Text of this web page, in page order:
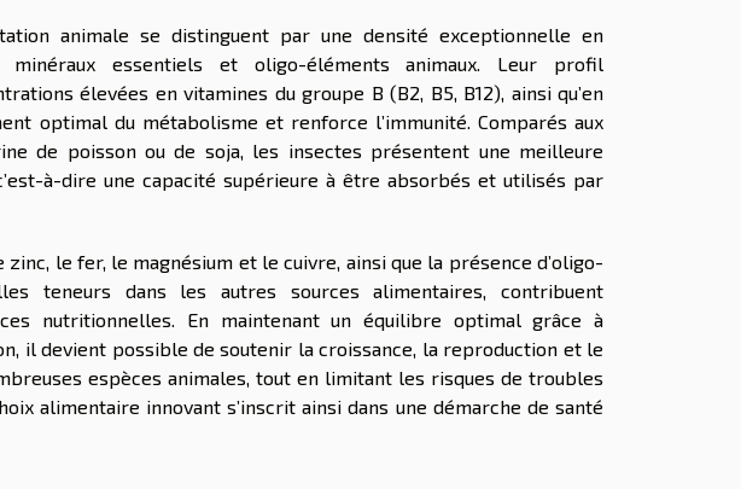
animale se distinguent par une densité exceptionnelle en
minéraux essentiels et oligo-éléments animaux. Leur profil
élevées en vitamines du groupe B (B2, B5, B12), ainsi qu’en
optimal du métabolisme et renforce l’immunité. Comparés aux
de poisson ou de soja, les insectes présentent une meilleure
à-dire une capacité supérieure à être absorbés et utilisés par
le fer, le magnésium et le cuivre, ainsi que la présence d’oligo-
teneurs dans les autres sources alimentaires, contribuent
nutritionnelles. En maintenant un équilibre optimal grâce à
il devient possible de soutenir la croissance, la reproduction et le
espèces animales, tout en limitant les risques de troubles
alimentaire innovant s’inscrit ainsi dans une démarche de santé